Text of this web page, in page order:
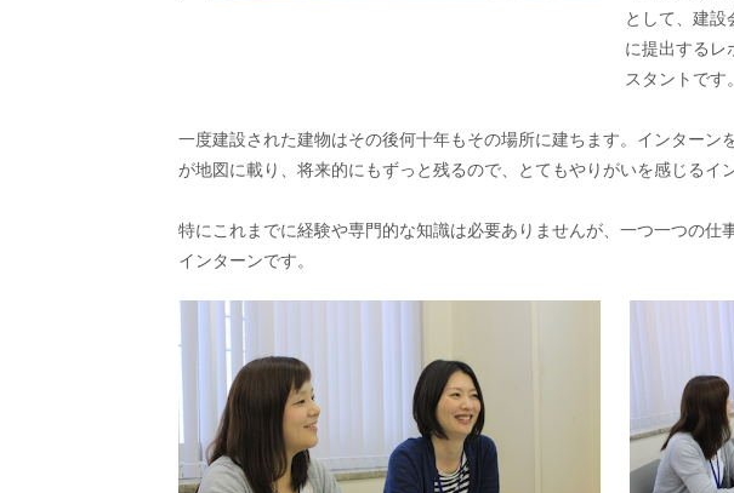
として、建設
に提出するレ
スタントです。
一度建設された建物はその後何十年もその場所に建ちます。インターン
が地図に載り、将来的にもずっと残るので、とてもやりがいを感じるイ
特にこれまでに経験や専門的な知識は必要ありませんが、一つ一つの仕
インターンです。